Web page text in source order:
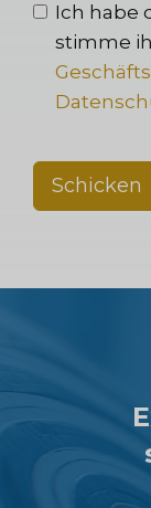
Ich habe
stimme
Schicken